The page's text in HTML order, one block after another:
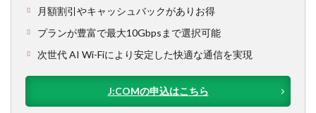
月額割引やキャッシュバックがありお得
プランが豊富で最大10Gbpsまで選択可能
次世代 AI Wi-Fiにより安定した快適な通信を実現
J:COMの申込はこちら